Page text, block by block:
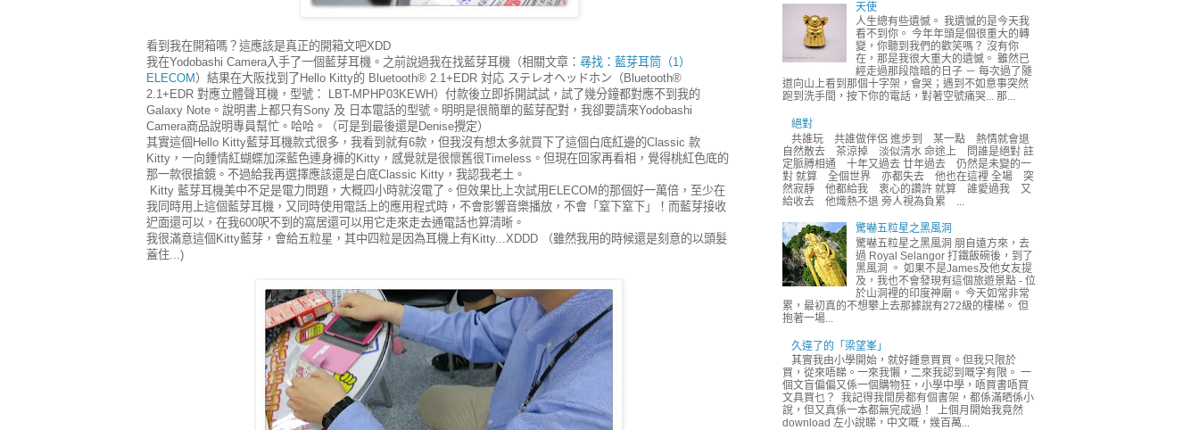
看到我在開箱嗎？這應該是真正的開箱文吧XDD
我在Yodobashi Camera入手了一個藍芽耳機。之前說過我在找藍芽耳機（相關文章： 㝷找：藍芽耳筒（1）
ELECOM）結果在大阪找到了Hello Kitty的 Bluetooth® 2.1+EDR 対応 ステレオヘッドホン（Bluetooth®
2.1+EDR 對應立體聲耳機，型號： LBT-MPHP03KEWH）付款後立即拆開試試，試了幾分鐘都對應不到我的
Galaxy Note。說明書上都只有Sony 及 日本電話的型號。明明是很簡單的藍芽配對，我卻要請來Yodobashi
Camera商品說明專員幫忙。哈哈。（可是到最後還是Denise攪定）
其實這個Hello Kitty藍芽耳機款式很多，我看到就有6款，但我沒有想太多就買下了這個白底紅邊的Classic 款
Kitty，一向鍾情紅蝴蝶加深藍色連身褲的Kitty，感覺就是很懷舊很Timeless。但現在回家再看相，覺得桃紅色底的
那一款很搶鏡。不過給我再選擇應該還是白底Classic Kitty，我認我老土。
Kitty 藍芽耳機美中不足是電力問題，大概四小時就沒電了。但效果比上次試用ELECOM的那個好一萬倍，至少在
我同時用上這個藍芽耳機，又同時使用電話上的應用程式時，不會影響音樂播放，不會「窒下窒下」！而藍芽接收
迉面還可以，在我600呎不到的窩居還可以用它走來走去通電話也算清晰。
我很滿意這個Kitty藍芽，會給五粒星，其中四粒是因為耳機上有Kitty...XDDD （雖然我用的時候還是刻意的以頭髮
蓋住...)
天使
人生總有些遺憾。 我遺憾的是今天我
看不到你。 今年年頭是個很重大的轉
變，你聽到我們的歡笑嗎？ 沒有你
在，那是我很大重大的遺憾。 雖然已
經走過那段陰暗的日子 － 每次過了隧
道向山上看到那個十字架，會哭；遇到不如意事突然
跑到洗手間，按下你的電話，對著空號痛哭... 那...
絕對
共誰玩 共誰做伴侶 進步到 某一點 熱情就會退
自然散去 茶涼掉 淡似清水 命途上 問誰是絕對 註
定脈膊相通 十年又過去 廿年過去 仍然是未變的一
對 就算 全個世界 亦都失去 他也在這裡 全場 突
然寂靜 他都給我 衷心的讚許 就算 誰愛過我 又
給收去 他熾熱不退 旁人視為負累 ...
驚嚇五粒星之黑風洞
驚嚇五粒星之黑風洞 朋自遠方來，去
過 Royal Selangor 打鐵飯碗後，到了
黑風洞 。 如果不是James及他女友提
及，我也不會發現有這個旅遊景點 - 位
於山洞裡的印度神廟。 今天如常非常
累，最初真的不想攀上去那據說有272級的樓梯。 但
抱著一場...
久違了的「梁望峯」
其實我由小學開始，就好鍾意買買。但我只限於
買，從來唔睇。一來我懶，二來我認到嘅字有限。 一
個文盲偏偏又係一個購物狂，小學中學，唔買書唔買
文具買乜？ 我記得我間房都有個書架，都係滿晒係小
說，但又真係一本都無完成過！ 上個月開始我竟然
download 左小說睇，中文嘅，幾百萬...